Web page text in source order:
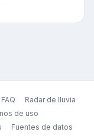
FAQ
Radar de lluvia
de uso
Fuentes de datos